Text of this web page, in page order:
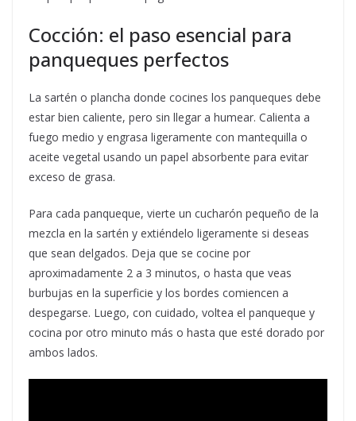
Cocción: el paso esencial para
panqueques perfectos
La sartén o plancha donde cocines los panqueques debe
estar bien caliente, pero sin llegar a humear. Calienta a
fuego medio y engrasa ligeramente con mantequilla o
aceite vegetal usando un papel absorbente para evitar
exceso de grasa.
Para cada panqueque, vierte un cucharón pequeño de la
mezcla en la sartén y extiéndelo ligeramente si deseas
que sean delgados. Deja que se cocine por
aproximadamente 2 a 3 minutos, o hasta que veas
burbujas en la superficie y los bordes comiencen a
despegarse. Luego, con cuidado, voltea el panqueque y
cocina por otro minuto más o hasta que esté dorado por
ambos lados.